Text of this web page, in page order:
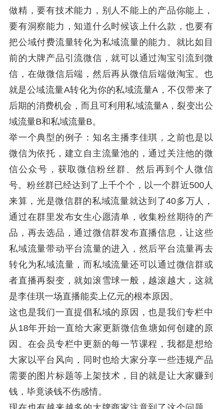
做精，要有技术能力，别人不能上的产品你能上，
要有洞察能力，知道什么时候该上什么款，也要有
把公域付费流量转化为私域流量的能力。就比如目
前的大牌产品引流微信，就可以通过淘宝引流到微
信，在做微信后端，然后再从微信后端做淘宝。也
就是公域流量A转化为你的私域流量A，不仅带来了
后期的消费机会，而且可利用私域流量A，裂变出公
域流量B和私域流量B。
举一个典型的例子：知名主播李佳琪，之前也是以
微信为依托，建立自主流量池的，通过关注他的微
信公众号，获取微信粉丝群、然后再到个人微信
号。粉丝群已经达到了上千个个，以一个群近500人
来算，光是微信群的私域流量就达到了40多万人，
通过在群里发布女生心愿清单，收集粉丝期待的产
品，再去选品，通过微信群发布直播信息，让这些
私域流量带动平台流量的进入，然后平台流量再去
转化为私域流量，而私域流量还可以通过微信群或
者直播再裂变，就如滚雪球一般，越滚越大，这就
是李佳琪一场直播能卖上亿元的根本原因。
这也是我们一直提倡私域的原因，也是我们专栏中
从18年开始一直给大家更新微信鱼塘如何创建的原
因。在会员专栏中更新的每一节课程，我都是想给
大家以平台风向，同时也给大家分享一些违规产品
需要的图片标题等上架技术，目的就是让大家赚到
钱，毕竟谈钱不伤感情。